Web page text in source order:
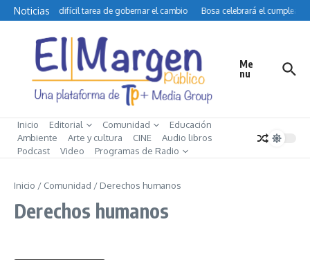
Saltar al contenido
Noticias
Petro y la difícil tarea de gobernar el cambio Bosa celebrará el
Me
nu
Inicio Editorial Comunidad
Educación
Ambiente
Arte y cultura CINE
Audio libros
Podcast
Video Programas de Radio
Inicio / Comunidad / Derechos humanos
Derechos humanos